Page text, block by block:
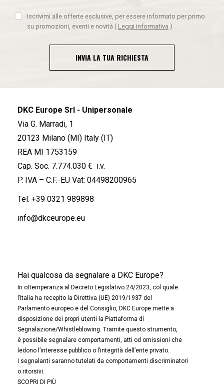
Iscrivimi alle offerte esclusive, per essere informato per primo
su promozioni, eventi e novità ( Leggi informativa )
INVIA LA TUA RICHIESTA
DKC Europe Srl - Unipersonale
Via G. Marradi, 1
20123 Milano (MI) Italy (IT)
REA MI 1753159
Cap. Soc. 7.774.030 € i.v.
P. IVA – C.F.-EU Vat: 04498200965
Tel. +39 0321 989898
info@dkceurope.eu
Hai qualcosa da segnalare a DKC Europe?
In ottemperanza al Decreto Legislativo 24/2023, col quale
l’Italia ha recepito la Direttiva (UE) 2019/1937 del
Parlamento europeo e del Consiglio, DKC Europe mette a
disposizione dei propri utenti la Piattaforma di
Segnalazione/Whistleblowing. Tramite questo strumento,
è possibile segnalare comportamenti, atti od omissioni che
ledono l’interesse pubblico o l’integrità dell’ente privato.
I segnalanti saranno tutelati da comportamenti discriminatori
o ritorsivi.
SCOPRI DI PIÙ